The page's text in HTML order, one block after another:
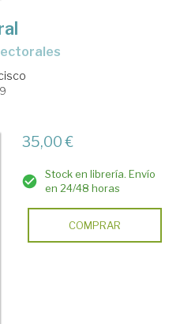
35,00 €
Stock en librería. Envío
en 24/48 horas
COMPRAR